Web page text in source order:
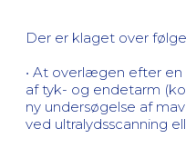
Der er klaget over
• At overlægen efter
af tyk- og endetarm
ny undersøgelse af
ved ultralydsscanning